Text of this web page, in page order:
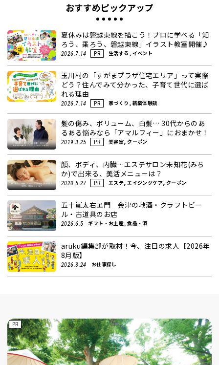
おすすめピックアップ
夏休みは磐越東線を描こう！プロに学べる「知
ろう、乗ろう、磐越東線」イラスト教室開催♪
2026.7.14 PR 生活する, イベント
玉川村の「すがまプラザ住宅エリア」って実際
どう？住んでみて分かった、子育て世代に選ば
れる理由
2026.7.14 PR 家づくり, 新築体験談
髪の傷み、ボリューム、白髪… 30代からのあ
るある悩みなら「アマルフィー」におまかせ！
2019.3.25 PR 美容室, クーポン
顏、ボディ、内臓…エステサロン未知花(みち
か)で出来る、美活メニューは？
2020.5.27 PR エステ, エイジングケア, クーポン
五十嵐太右ヱ門 会津の地酒・クラフトビー
ル・古道具のお店
2026.6.5 ギフト・お土産, 食品・酒
aruku編集部が取材！今、注目の求人【2026年
8月版】
2026.3.24 お仕事探し
PR